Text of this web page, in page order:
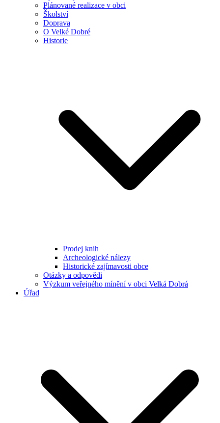
Plánované realizace v obci
Školství
Doprava
O Velké Dobré
Historie
Prodej knih
Archeologické nálezy
Historické zajímavosti obce
Otázky a odpovědi
Výzkum veřejného mínění v obci Velká Dobrá
Úřad